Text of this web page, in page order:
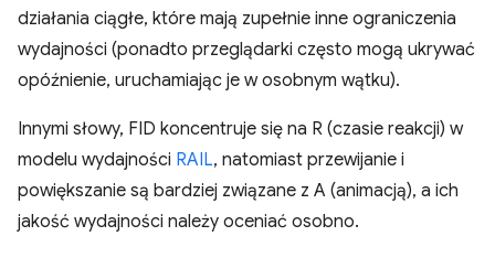
działania ciągłe, które mają zupełnie inne ograniczenia
wydajności (ponadto przeglądarki często mogą ukrywać
opóźnienie, uruchamiając je w osobnym wątku).
Innymi słowy, FID koncentruje się na R (czasie reakcji) w
modelu wydajności RAIL, natomiast przewijanie i
powiększanie są bardziej związane z A (animacją), a ich
jakość wydajności należy oceniać osobno.